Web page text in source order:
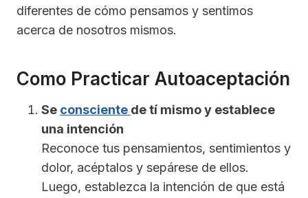
diferentes de cómo pensamos y sentimos
acerca de nosotros mismos.
Como Practicar Autoaceptación
Se consciente de tí mismo y establece
una intención
Reconoce tus pensamientos, sentimientos y
dolor, acéptalos y sepárese de ellos.
Luego, establezca la intención de que está